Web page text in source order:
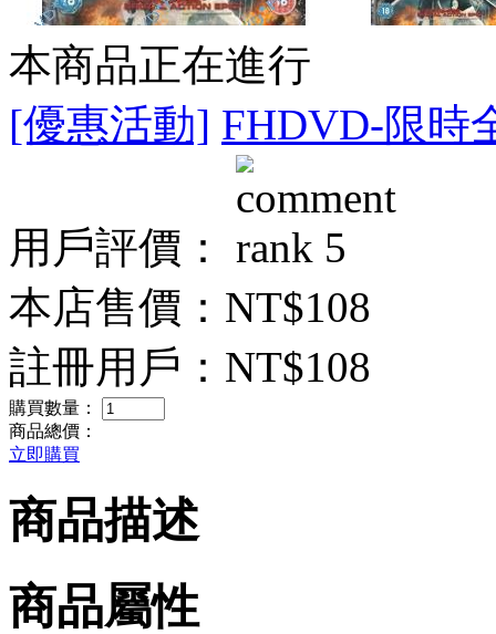
本商品正在進行
[優惠活動] FHDVD-限時
用戶評價：
本店售價： NT$108
註冊用戶： NT$108
購買數量：
商品總價：
立即購買
商品描述
商品屬性